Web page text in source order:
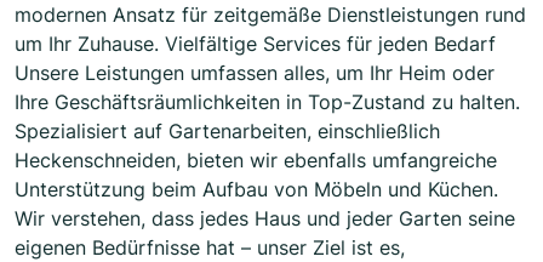
modernen Ansatz für zeitgemäße Dienstleistungen rund
um Ihr Zuhause. Vielfältige Services für jeden Bedarf
Unsere Leistungen umfassen alles, um Ihr Heim oder
Ihre Geschäftsräumlichkeiten in Top-Zustand zu halten.
Spezialisiert auf Gartenarbeiten, einschließlich
Heckenschneiden, bieten wir ebenfalls umfangreiche
Unterstützung beim Aufbau von Möbeln und Küchen.
Wir verstehen, dass jedes Haus und jeder Garten seine
eigenen Bedürfnisse hat – unser Ziel ist es,